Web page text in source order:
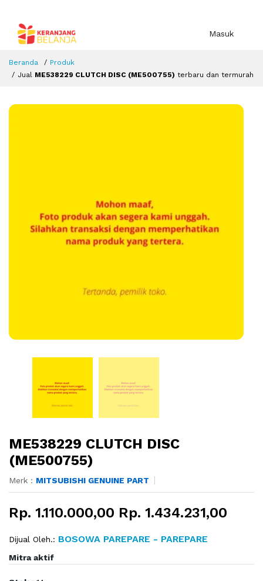
Masuk
Beranda
Produk
Jual ME538229 CLUTCH DISC (ME500755) terbaru dan termurah
ME538229 CLUTCH DISC
(ME500755)
Merk : MITSUBISHI GENUINE PART
Rp. 1.110.000,00 Rp. 1.434.231,00
Dijual Oleh.: BOSOWA PAREPARE - PAREPARE
Mitra aktif